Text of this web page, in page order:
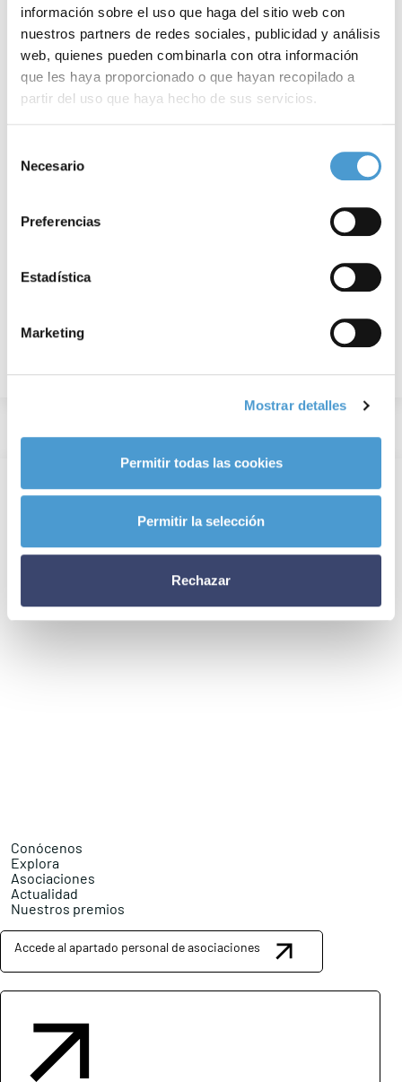
información sobre el uso que haga del sitio web con
nuestros partners de redes sociales, publicidad y análisis
web, quienes pueden combinarla con otra información
que les haya proporcionado o que hayan recopilado a
partir del uso que haya hecho de sus servicios.
de cookies
Necesario
Preferencias
Estadística
Marketing
Mostrar detalles
Permitir todas las cookies
Permitir la selección
Rechazar
Teledermatología para la atención de...
Conócenos
Explora
Asociaciones
Actualidad
Nuestros premios
Accede al apartado personal de asociaciones